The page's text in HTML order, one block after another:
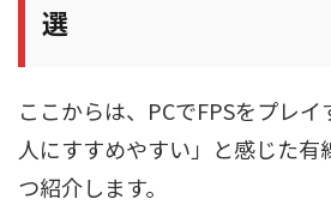
選
ここからは、PCでFPSをプレ
人にすすめやすい」と感じた有
つ紹介します。